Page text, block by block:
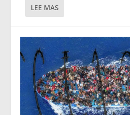
LEE MAS